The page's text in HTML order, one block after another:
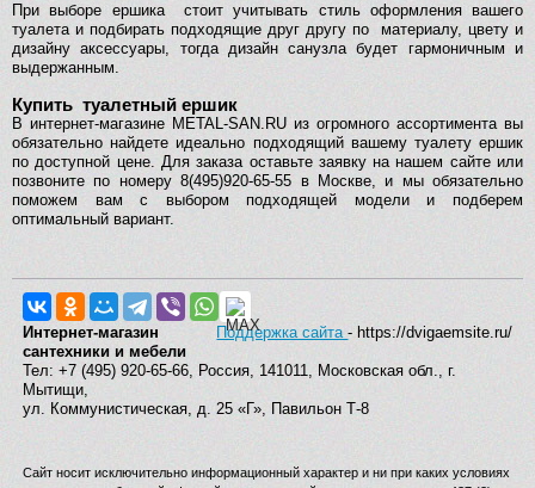
При выборе ершика стоит учитывать стиль оформления вашего
туалета и подбирать подходящие друг другу по материалу, цвету и
дизайну аксессуары, тогда дизайн санузла будет гармоничным и
выдержанным.
Купить туалетный ершик
В интернет-магазине METAL-SAN.RU из огромного ассортимента вы
обязательно найдете идеально подходящий вашему туалету ершик
по доступной цене. Для заказа оставьте заявку на нашем сайте или
позвоните по номеру 8(495)920-65-55 в Москве, и мы обязательно
поможем вам с выбором подходящей модели и подберем
оптимальный вариант.
Поддержка сайта- https://dvigaemsite.ru/
Интернет-магазин
сантехники и мебели
Тел: +7 (495) 920-65-66, Россия, 141011, Московская обл., г.
Мытищи,
ул. Коммунистическая, д. 25 «Г», Павильон Т-8
Сайт носит исключительно информационный характер и ни при каких условиях